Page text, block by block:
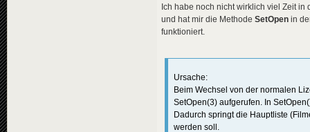
Ich habe noch nicht wirklich viel Zeit
und hat mir die Methode SetOpen in
funktioniert.
Ursache:
Beim Wechsel von der normalen
SetOpen(3) aufgerufen. In
Dadurch springt die Hauptliste
werden soll.